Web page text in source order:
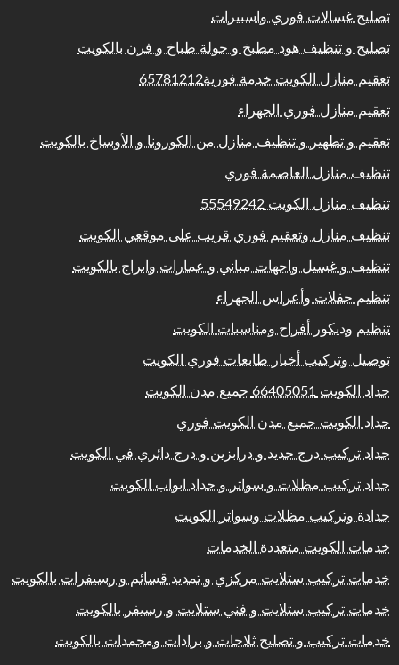
تصليح غسالات فوري واسبيرات
تصليح و تنظيف هود مطبخ و جولة طباخ و فرن بالكويت
تعقيم منازل الكويت خدمة فورية65781212
تعقيم منازل فوري الجهراء
تعقيم و تطهير و تنظيف منازل من الكورونا و الأوساخ بالكويت
تنظيف منازل العاصمة فوري
تنظيف منازل الكويت 55549242
تنظيف منازل وتعقيم فوري قريب على موقعي الكويت
تنظيف و غسيل واجهات مباني و عمارات وابراج بالكويت
تنظيم حفلات وأعراس الجهراء
تنظيم وديكور أفراح ومناسبات الكويت
توصيل وتركيب أخبار طابعات فوري الكويت
حداد الكويت 66405051 جميع مدن الكويت
حداد الكويت جميع مدن الكويت فوري
حداد تركيب درج حديد و درابزين و درج دائري في الكويت
حداد تركيب مظلات و سواتر و حداد ابواب الكويت
حدادة وتركيب مظلات وسواتر الكويت
خدمات الكويت متعددة الخدمات
خدمات تركيب ستلايت مركزي و تمديد قسائم و رسيفرات بالكويت
خدمات تركيب ستلايت و فني ستلايت و رسيفر بالكويت
خدمات تركيب و تصليح ثلاجات و برادات ومجمدات بالكويت